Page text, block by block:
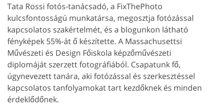
Tata Rossi fotós-tanácsadó, a FixThePhoto
kulcsfontosságú munkatársa, megosztja fotózással
kapcsolatos szakértelmét, és a blogunkon látható
fényképek 55%-át ő készítette. A Massachusettsi
Művészeti és Design Főiskola képzőművészeti
diplomáját szerzett fotográfiából. Csapatunk fő,
úgynevezett tanára, aki fotózással és szerkesztéssel
kapcsolatos tanfolyamokat tart kezdőknek és minden
érdeklődőnek.